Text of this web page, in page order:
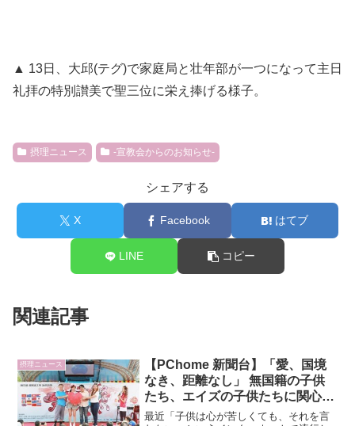
▲ 13日、大邱(テグ)で家庭局と壮年部が一つになって主日
礼拝の特別讃美で聖三位に栄え捧げる様子。
摂理ニュース -宣教会からのお知らせ-
シェアする
X Facebook はてブ
LINE コピー
関連記事
摂理ニュース
【PChome 新聞台】「愛、国境
なき、距離なし」 無国籍の子供
たち、エイズの子供たちに関心
を 愛ゆえに走る
最近「子供は心が苦しくても、それを言